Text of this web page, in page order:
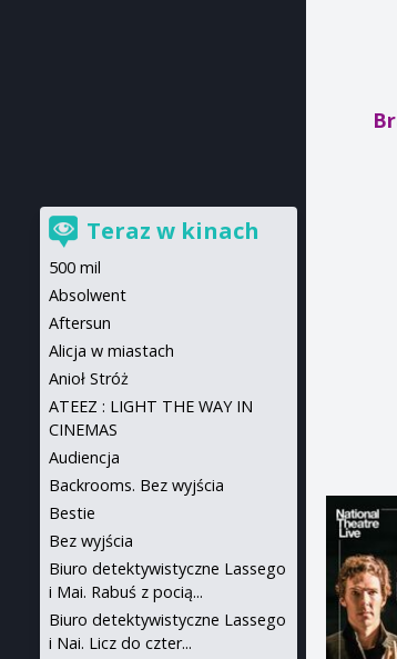
Teraz w kinach
500 mil
Absolwent
Aftersun
Alicja w miastach
Anioł Stróż
ATEEZ : LIGHT THE WAY IN
CINEMAS
Audiencja
Backrooms. Bez wyjścia
Bestie
Bez wyjścia
Biuro detektywistyczne Lassego
i Mai. Rabuś z pocią...
Biuro detektywistyczne Lassego
i Nai. Licz do czter...